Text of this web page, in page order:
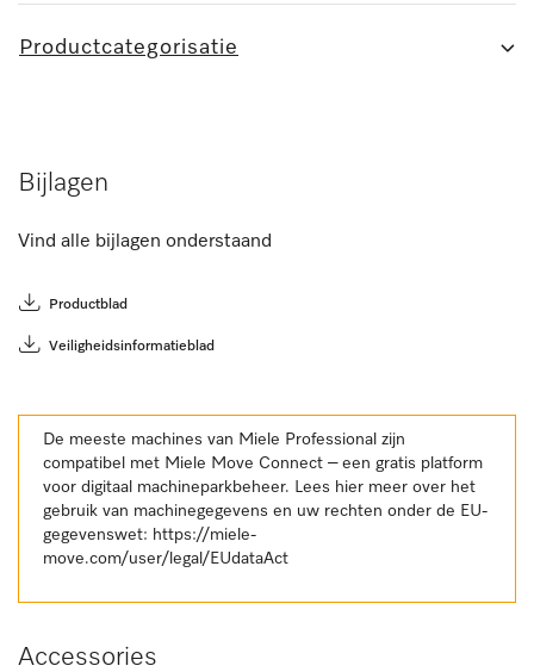
Productcategorisatie
Bijlagen
Vind alle bijlagen onderstaand
Productblad
Veiligheidsinformatieblad
De meeste machines van Miele Professional zijn
compatibel met Miele Move Connect – een gratis platform
voor digitaal machineparkbeheer. Lees hier meer over het
gebruik van machinegegevens en uw rechten onder de EU-
gegevenswet: https://miele-
move.com/user/legal/EUdataAct
Accessories